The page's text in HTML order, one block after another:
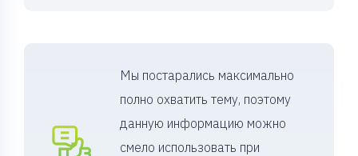
Мы постарались максимально
полно охватить тему, поэтому
данную информацию можно
смело использовать при